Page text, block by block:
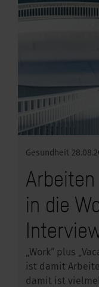
Gesundheit
in die
„Work“ plus
ist damit
damit ist